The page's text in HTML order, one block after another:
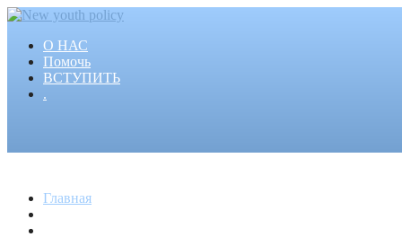
О НАС
Помочь
ВСТУПИТЬ
.
Главная